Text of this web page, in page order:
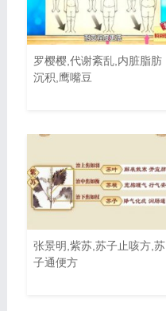
罗樱樱,代谢紊乱,内脏脂肪
沉积,鹰嘴豆
张景明,紫苏,苏子止咳方,苏
子通便方